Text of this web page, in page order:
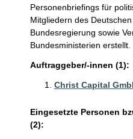
Personenbriefings für
Mitgliedern des
Bundesregierung sowie
Bundesministerien erstellt.
Auftraggeber/-innen (1):
Christ Capital
Eingesetzte Personen
(2):